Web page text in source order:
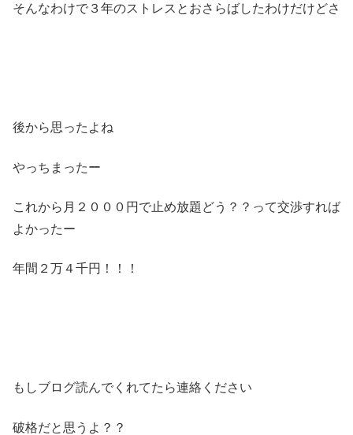
そんなわけで３年のストレスとおさらばしたわけだけどさ
後から思ったよね
やっちまったー
これから月２０００円で止め放題どう？？って交渉すれば
よかったー
年間２万４千円！！！
もしブログ読んでくれてたら連絡ください
破格だと思うよ？？